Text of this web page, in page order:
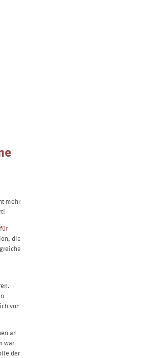
mehr
die
von
an
war
der